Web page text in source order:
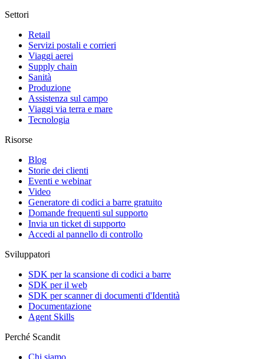
Settori
Retail
Servizi postali e corrieri
Viaggi aerei
Supply chain
Sanità
Produzione
Assistenza sul campo
Viaggi via terra e mare
Tecnologia
Risorse
Blog
Storie dei clienti
Eventi e webinar
Video
Generatore di codici a barre gratuito
Domande frequenti sul supporto
Invia un ticket di supporto
Accedi al pannello di controllo
Sviluppatori
SDK per la scansione di codici a barre
SDK per il web
SDK per scanner di documenti d'Identità
Documentazione
Agent Skills
Perché Scandit
Chi siamo